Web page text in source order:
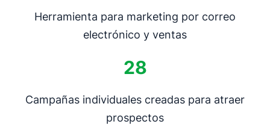
Herramienta para marketing por correo
electrónico y ventas
28
Campañas individuales creadas para atraer
prospectos